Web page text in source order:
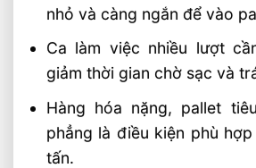
nhỏ và càng ngắn để vào
Ca làm việc nhiều lượt
giảm thời gian chờ sạc và
Hàng hóa nặng, pallet
phẳng là điều kiện phù
tấn.